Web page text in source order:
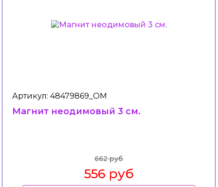
Артикул: 48479869_ОМ
Магнит неодимовый 3 см.
662 руб
556 руб